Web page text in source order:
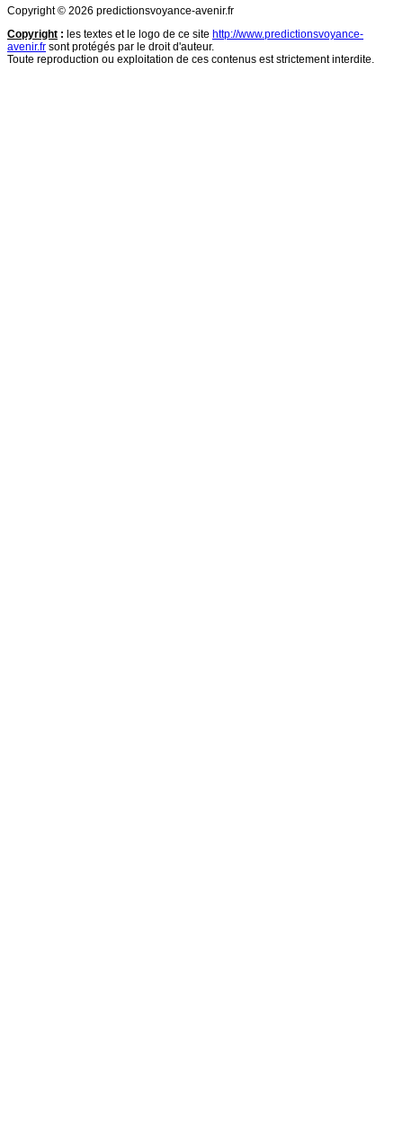
Copyright © 2026 predictionsvoyance-avenir.fr
Copyright : les textes et le logo de ce site http://www.predictionsvoyance-
avenir.fr sont protégés par le droit d'auteur.
Toute reproduction ou exploitation de ces contenus est strictement interdite.